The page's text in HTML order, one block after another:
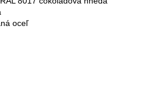
oceľ